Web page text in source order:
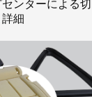
ンターによる切
詳細